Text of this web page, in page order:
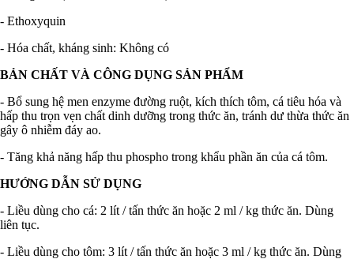
- Ethoxyquin
- Hóa chất, kháng sinh: Không có
BẢN CHẤT VÀ CÔNG DỤNG SẢN PHẨM
- Bổ sung hệ men enzyme đường ruột, kích thích tôm, cá tiêu hóa và
hấp thu trọn vẹn chất dinh dưỡng trong thức ăn, tránh dư thừa thức ăn
gây ô nhiễm đáy ao.
- Tăng khả năng hấp thu phospho trong khẩu phần ăn của cá tôm.
HƯỚNG DẪN SỬ DỤNG
- Liều dùng cho cá: 2 lít / tấn thức ăn hoặc 2 ml / kg thức ăn. Dùng
liên tục.
- Liều dùng cho tôm: 3 lít / tấn thức ăn hoặc 3 ml / kg thức ăn. Dùng